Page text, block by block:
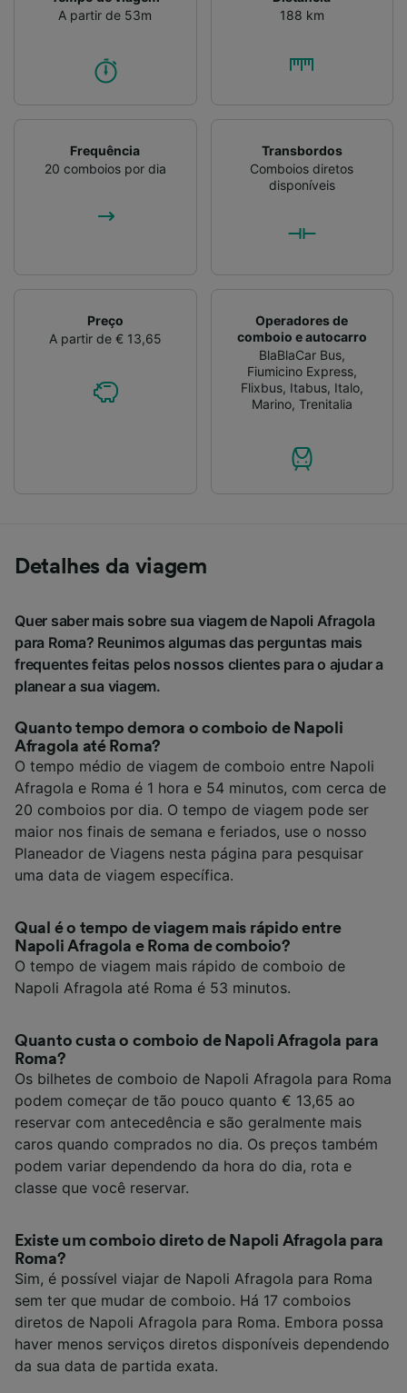
A partir de 53m
188 km
Frequência
20 comboios por dia
Transbordos
Comboios diretos
disponíveis
Preço
A partir de € 13,65
Operadores de
comboio e autocarro
BlaBlaCar Bus,
Fiumicino Express,
Flixbus, Itabus, Italo,
Marino, Trenitalia
Detalhes da viagem
Quer saber mais sobre sua viagem de Napoli Afragola
para Roma? Reunimos algumas das perguntas mais
frequentes feitas pelos nossos clientes para o ajudar a
planear a sua viagem.
Quanto tempo demora o comboio de Napoli
Afragola até Roma?
O tempo médio de viagem de comboio entre Napoli
Afragola e Roma é 1 hora e 54 minutos, com cerca de
20 comboios por dia. O tempo de viagem pode ser
maior nos finais de semana e feriados, use o nosso
Planeador de Viagens nesta página para pesquisar
uma data de viagem específica.
Qual é o tempo de viagem mais rápido entre
Napoli Afragola e Roma de comboio?
O tempo de viagem mais rápido de comboio de
Napoli Afragola até Roma é 53 minutos.
Quanto custa o comboio de Napoli Afragola para
Roma?
Os bilhetes de comboio de Napoli Afragola para Roma
podem começar de tão pouco quanto € 13,65 ao
reservar com antecedência e são geralmente mais
caros quando comprados no dia. Os preços também
podem variar dependendo da hora do dia, rota e
classe que você reservar.
Existe um comboio direto de Napoli Afragola para
Roma?
Sim, é possível viajar de Napoli Afragola para Roma
sem ter que mudar de comboio. Há 17 comboios
diretos de Napoli Afragola para Roma. Embora possa
haver menos serviços diretos disponíveis dependendo
da sua data de partida exata.